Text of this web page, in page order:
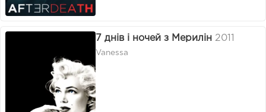
7 днів і ночей з Мерилін 2011
Vanessa